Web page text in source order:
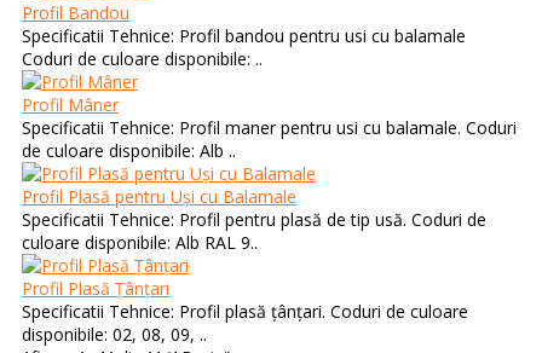
Profil Bandou
Specificatii Tehnice: Profil bandou pentru usi cu balamale
Coduri de culoare disponibile: ..
Profil Mâner
Specificatii Tehnice: Profil maner pentru usi cu balamale. Coduri
de culoare disponibile: Alb ..
Profil Plasă pentru Uși cu Balamale
Specificatii Tehnice: Profil pentru plasă de tip usă. Coduri de
culoare disponibile: Alb RAL 9..
Profil Plasă Țânțari
Specificatii Tehnice: Profil plasă țânțari. Coduri de culoare
disponibile: 02, 08, 09, ..